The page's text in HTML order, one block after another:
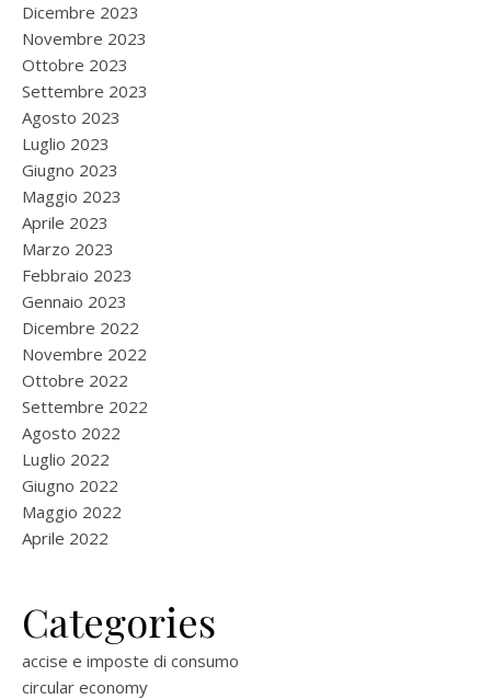
Dicembre 2023
Novembre 2023
Ottobre 2023
Settembre 2023
Agosto 2023
Luglio 2023
Giugno 2023
Maggio 2023
Aprile 2023
Marzo 2023
Febbraio 2023
Gennaio 2023
Dicembre 2022
Novembre 2022
Ottobre 2022
Settembre 2022
Agosto 2022
Luglio 2022
Giugno 2022
Maggio 2022
Aprile 2022
Categories
accise e imposte di consumo
circular economy